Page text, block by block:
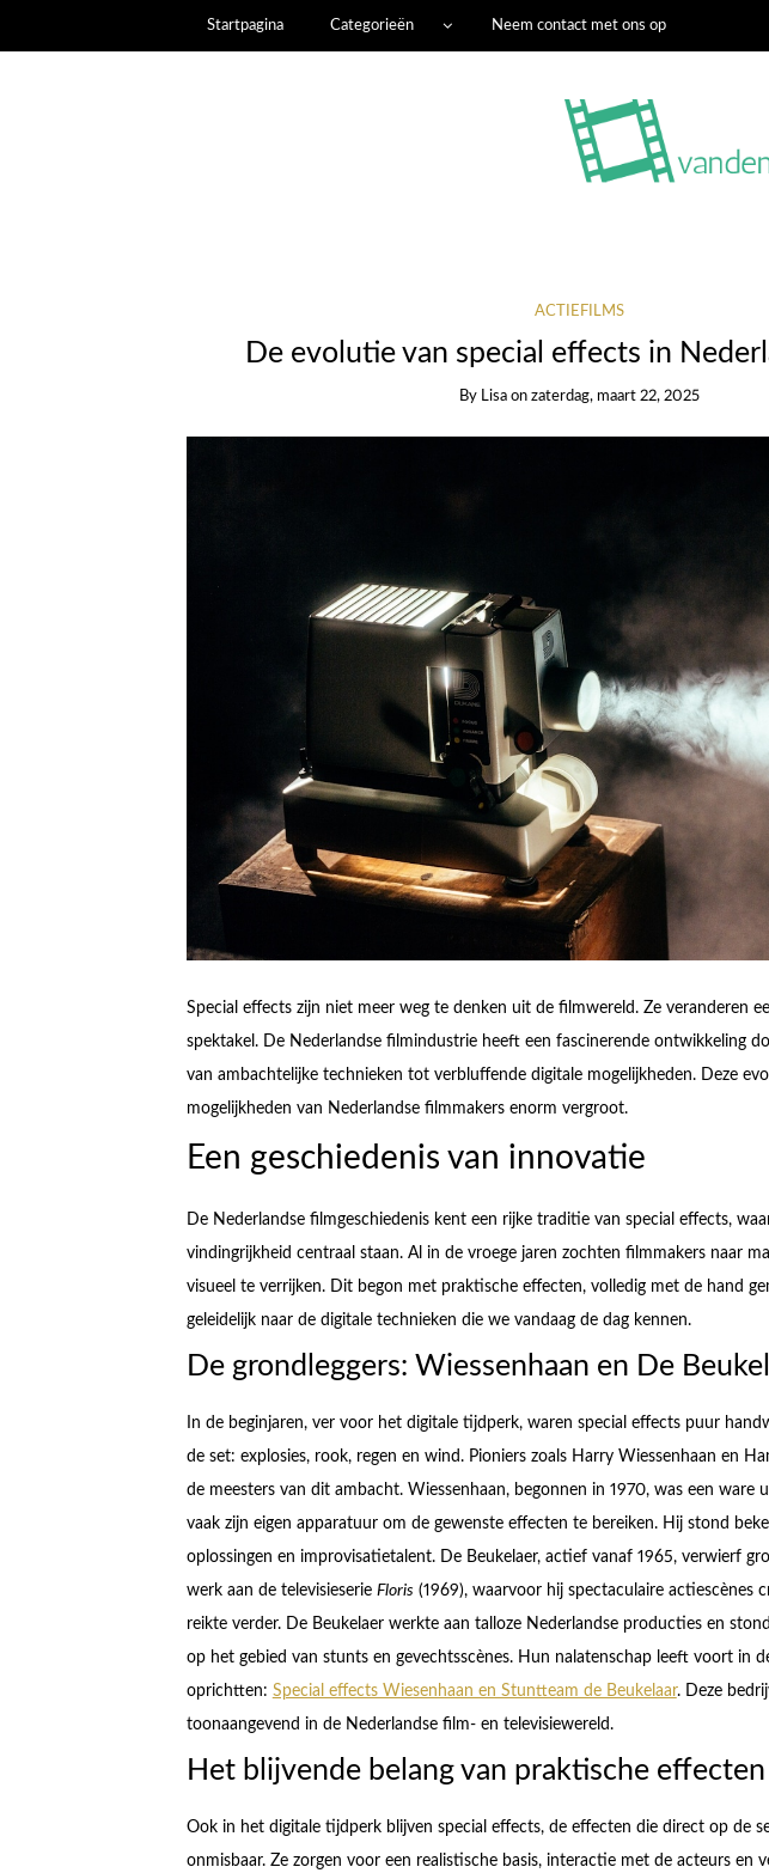
Startpagina Categorieën Neem contact met ons op
ACTIEFILMS
De evolutie van special effects in
By Lisa on zaterdag, maart 22, 2025
Special effects zijn niet meer weg te denken uit de filmwereld. Ze veranderen
spektakel. De Nederlandse filmindustrie heeft een fascinerende ontwikkeling
van ambachtelijke technieken tot verbluffende digitale mogelijkheden. Deze
mogelijkheden van Nederlandse filmmakers enorm vergroot.
Een geschiedenis van innovatie
De Nederlandse filmgeschiedenis kent een rijke traditie van special effects,
vindingrijkheid centraal staan. Al in de vroege jaren zochten filmmakers naar
visueel te verrijken. Dit begon met praktische effecten, volledig met de hand
geleidelijk naar de digitale technieken die we vandaag de dag kennen.
De grondleggers: Wiessenhaan en De
In de beginjaren, ver voor het digitale tijdperk, waren special effects puur
de set: explosies, rook, regen en wind. Pioniers zoals Harry Wiessenhaan en
de meesters van dit ambacht. Wiessenhaan, begonnen in 1970, was een ware
vaak zijn eigen apparatuur om de gewenste effecten te bereiken. Hij stond
oplossingen en improvisatietalent. De Beukelaer, actief vanaf 1965, verwierf
werk aan de televisieserie Floris (1969), waarvoor hij spectaculaire actiescènes
reikte verder. De Beukelaer werkte aan talloze Nederlandse producties en
op het gebied van stunts en gevechtsscènes. Hun nalatenschap leeft voort in
oprichtten: Special effects Wiesenhaan en Stuntteam de Beukelaar. Deze
toonaangevend in de Nederlandse film- en televisiewereld.
Het blijvende belang van praktische effecten
Ook in het digitale tijdperk blijven special effects, de effecten die direct op de
onmisbaar. Ze zorgen voor een realistische basis, interactie met de acteurs en